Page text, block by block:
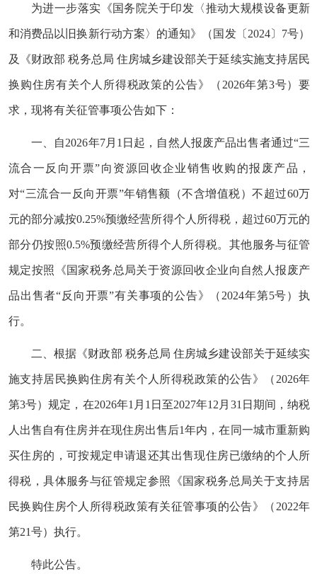
为进一步落实《国务院关于印发〈推动大规模设备更新
和消费品以旧换新行动方案〉的通知》（国发〔2024〕7号）
及《财政部 税务总局 住房城乡建设部关于延续实施支持居民
换购住房有关个人所得税政策的公告》（2026年第3号）要
求，现将有关征管事项公告如下：
一、自2026年7月1日起，自然人报废产品出售者通过“三
流合一反向开票”向资源回收企业销售收购的报废产品，
对“三流合一反向开票”年销售额（不含增值税）不超过60万
元的部分减按0.25%预缴经营所得个人所得税，超过60万元的
部分仍按照0.5%预缴经营所得个人所得税。其他服务与征管
规定按照《国家税务总局关于资源回收企业向自然人报废产
品出售者“反向开票”有关事项的公告》（2024年第5号）执
行。
二、根据《财政部 税务总局 住房城乡建设部关于延续实
施支持居民换购住房有关个人所得税政策的公告》（2026年
第3号）规定，在2026年1月1日至2027年12月31日期间，纳税
人出售自有住房并在现住房出售后1年内，在同一城市重新购
买住房的，可按规定申请退还其出售现住房已缴纳的个人所
得税，具体服务与征管规定参照《国家税务总局关于支持居
民换购住房个人所得税政策有关征管事项的公告》 （2022年
第21号）执行。
特此公告。